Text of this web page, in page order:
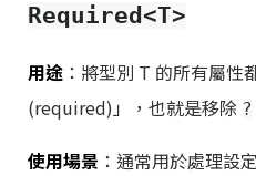
Required<T>
用途 ：將型別 T 的所有屬性
(required)」，也就是移除 ?
使用場景 ：通常用於處理設